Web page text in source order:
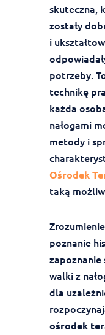
skuteczna,
zostały
i
potrzeby.
technikę
każda
nałogami
metody i
Ośrodek
taką
poznanie
zapoznanie
walki z
dla
ośrodek